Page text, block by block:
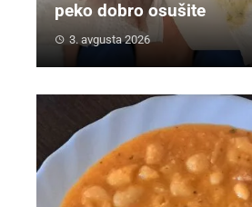
peko dobro osušite
3. avgusta 2026